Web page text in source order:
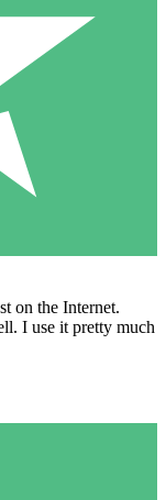
on the Internet.
I use it pretty much